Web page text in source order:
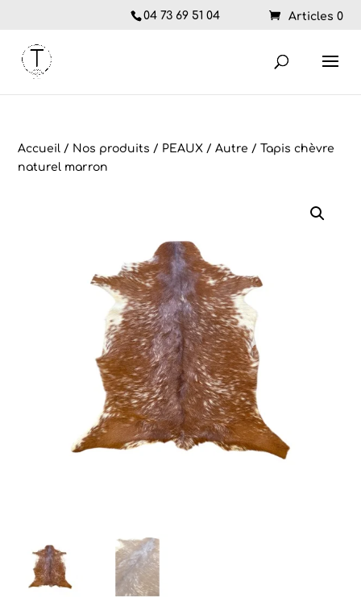
04 73 69 51 04 Articles 0
Accueil / Nos produits / PEAUX /Autre / Tapis chèvre
naturel marron